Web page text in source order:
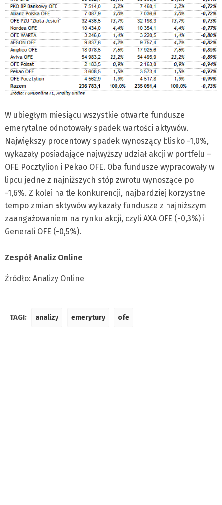
W ubiegłym miesiącu wszystkie otwarte fundusze
emerytalne odnotowały spadek wartości aktywów.
Największy procentowy spadek wynoszący blisko -1,0%,
wykazały posiadające najwyższy udział akcji w portfelu –
OFE Pocztylion i Pekao OFE. Oba fundusze wypracowały w
lipcu jedne z najniższych stóp zwrotu wynoszące po
-1,6%. Z kolei na tle konkurencji, najbardziej korzystne
tempo zmian aktywów wykazały fundusze z najniższym
zaangażowaniem na rynku akcji, czyli AXA OFE (-0,3%) i
Generali OFE (-0,5%).
Zespół Analiz Online
Źródło: Analizy Online
TAGI: analizy emerytury ofe